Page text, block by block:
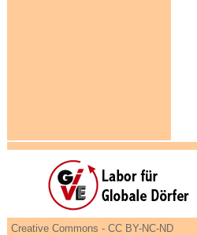
Creative Commons - CC BY-NC-ND